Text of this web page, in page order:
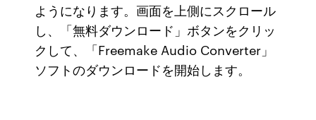
ようになります。画面を上側にスクロール
し、「無料ダウンロード」ボタンをクリッ
クして、「Freemake Audio Converter」
ソフトのダウンロードを開始します。